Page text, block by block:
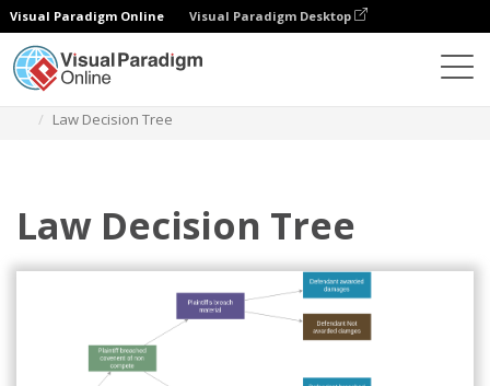
Visual Paradigm Online Visual Paradigm Desktop
Law Decision Tree
Law Decision Tree